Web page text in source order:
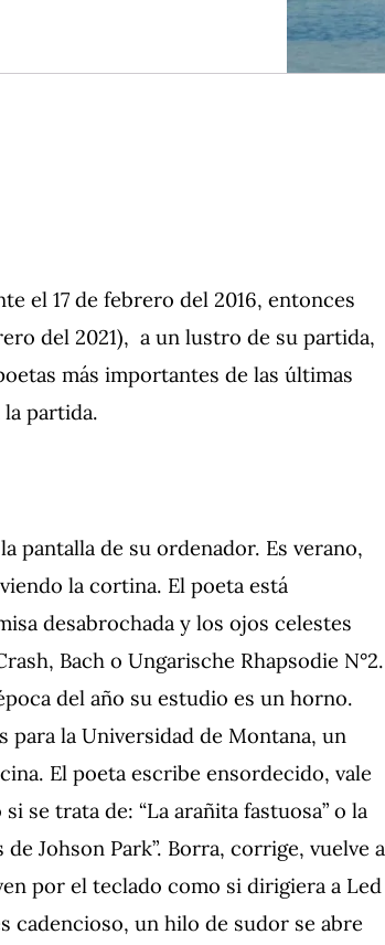
el 17 de febrero del 2016, entonces
del 2021), a un lustro de su partida,
más importantes de las últimas
partida.
pantalla de su ordenador. Es verano,
la cortina. El poeta está
desabrochada y los ojos celestes
Bach o Ungarische Rhapsodie N°2.
del año su estudio es un horno.
para la Universidad de Montana, un
El poeta escribe ensordecido, vale
se trata de: “La arañita fastuosa” o la
Johson Park”. Borra, corrige, vuelve a
por el teclado como si dirigiera a Led
cadencioso, un hilo de sudor se abre